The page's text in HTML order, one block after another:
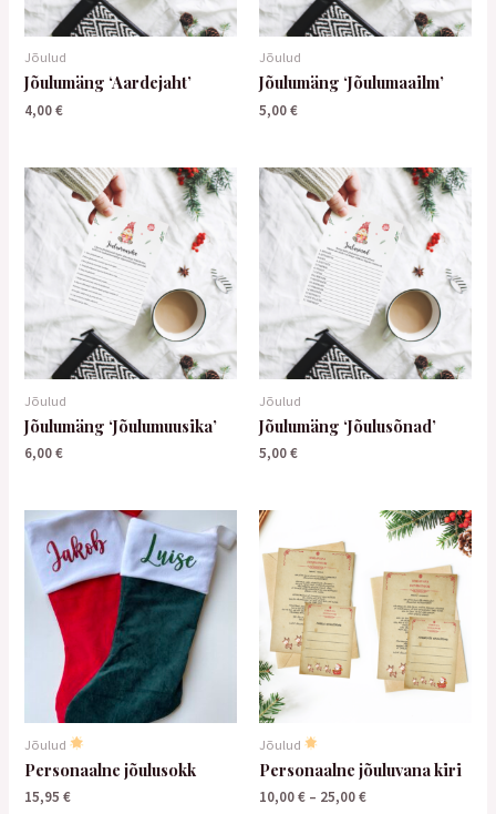
Jõulud
Jõulumäng ‘Aardejaht’
4,00€
Jõulud
Jõulumäng ‘Jõulumaailm’
5,00€
Jõulud
Jõulumäng ‘Jõulumuusika’
6,00€
Jõulud
Jõulumäng ‘Jõulusõnad’
5,00€
Jõulud
Personaalne jõulusokk
15,95€
Jõulud
Personaalne jõuluvana kiri
10,00€ – 25,00€